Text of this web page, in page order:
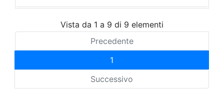
Vista da 1 a 9 di 9 elementi
Precedente
1
Successivo